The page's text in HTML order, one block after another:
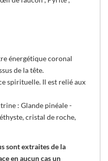
énergétique coronal
de la tête.
spirituelle. Il est relié aux
: Glande pinéale -
cristal de roche,
sont extraites de la
en aucun cas un